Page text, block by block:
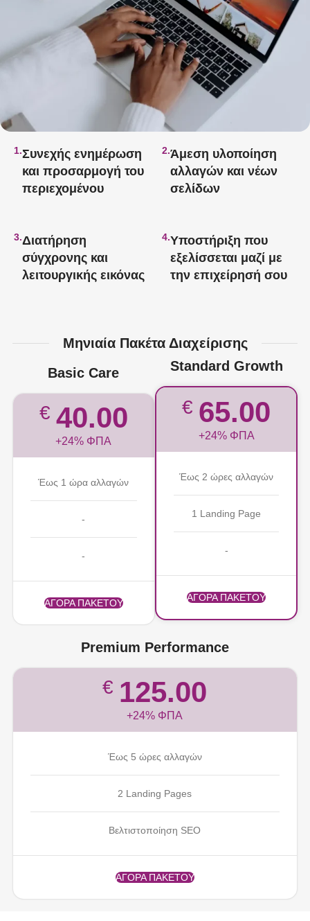
1.Συνεχής ενημέρωση
και προσαρμογή του
περιεχομένου
2.Άμεση υλοποίηση
αλλαγών και νέων
σελίδων
3.Διατήρηση
σύγχρονης και
λειτουργικής εικόνας
4.Υποστήριξη που
εξελίσσεται μαζί με
την επιχείρησή σου
Μηνιαία Πακέτα Διαχείρισης
Basic Care
€ 40.00
+24% ΦΠΑ
Έως 1 ώρα αλλαγών
-
-
ΑΓΟΡΑ ΠΑΚΕΤΟΥ
Standard Growth
€ 65.00
+24% ΦΠΑ
Έως 2 ώρες αλλαγών
1 Landing Page
-
ΑΓΟΡΑ ΠΑΚΕΤΟΥ
Premium Performance
€ 125.00
+24% ΦΠΑ
Έως 5 ώρες αλλαγών
2 Landing Pages
Βελτιστοποίηση SEO
ΑΓΟΡΑ ΠΑΚΕΤΟΥ